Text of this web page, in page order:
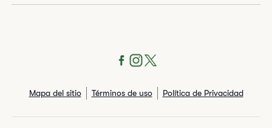
Mapa del sitio Términos de uso Política de Privacidad